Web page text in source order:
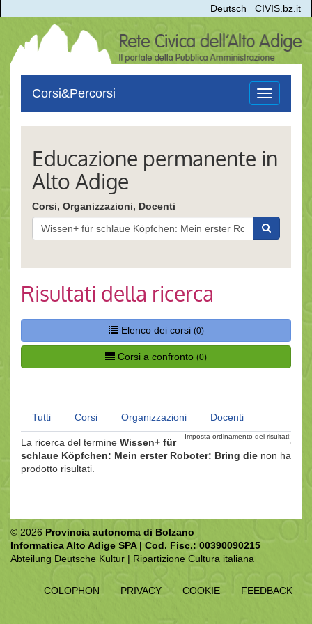
Deutsch CIVIS.bz.it
Toggle
navigation
Corsi&Percorsi
Educazione permanente in
Alto Adige
Corsi, Organizzazioni, Docenti
Risultati della ricerca
Elenco dei corsi (0)
Corsi a confronto (0)
Tutti Corsi Organizzazioni Docenti
Imposta ordinamento dei risultati:
La ricerca del termine Wissen+ für
schlaue Köpfchen: Mein erster Roboter: Bring die non ha
prodotto risultati.
© 2026 Provincia autonoma di Bolzano
Informatica Alto Adige SPA | Cod. Fisc.: 00390090215
Abteilung Deutsche Kultur | Ripartizione Cultura italiana
COLOPHON PRIVACY COOKIE FEEDBACK